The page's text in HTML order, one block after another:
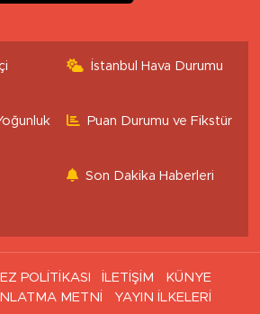
İstanbul Hava Durumu
Puan Durumu ve Fikstür
Son Dakika Haberleri
POLİTİKASI İLETİŞİM
KÜNYE
METNİ
YAYIN İLKELERİ